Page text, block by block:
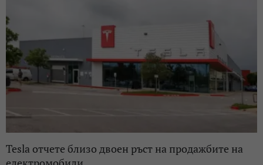
Tesla отчете близо двоен ръст на продажбите на